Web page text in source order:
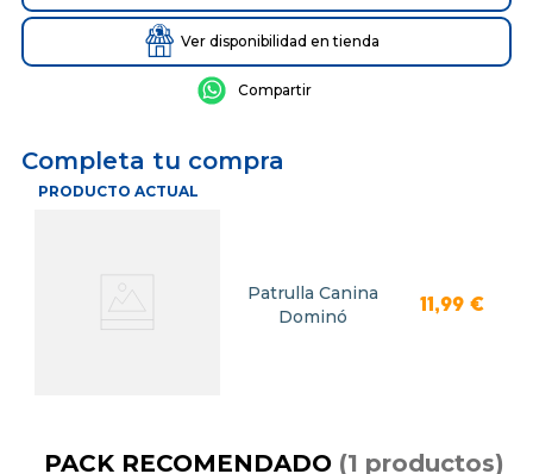
Ver disponibilidad en tienda
Completa tu compra
PRODUCTO ACTUAL
Patrulla Canina
Dominó
11 ,99 €
PACK RECOMENDADO (1 productos)